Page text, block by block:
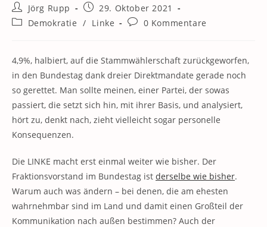
Beitrags-
Autor:
Jörg Rupp
Beitrag
veröffentlicht:
29. Oktober 2021
Beitrags-
Demokratie / Linke
Beitrags-
0 Kommentare
4,9%, halbiert, auf die Stammwählerschaft zurückgeworfen,
in den Bundestag dank dreier Direktmandate gerade noch
so gerettet. Man sollte meinen, einer Partei, der sowas
passiert, die setzt sich hin, mit ihrer Basis, und analysiert,
hört zu, denkt nach, zieht vielleicht sogar personelle
Konsequenzen.
Die LINKE macht erst einmal weiter wie bisher. Der
Fraktionsvorstand im Bundestag ist derselbe wie bisher.
Warum auch was ändern – bei denen, die am ehesten
wahrnehmbar sind im Land und damit einen Großteil der
Kommunikation nach außen bestimmen? Auch der